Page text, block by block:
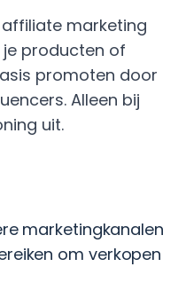
marketing
je producten of
promoten door
Alleen bij
uit.
marketingkanalen
om verkopen